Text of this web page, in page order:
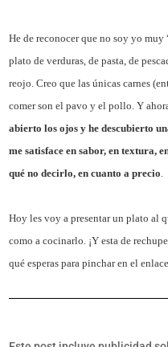
He de reconocer que no soy yo
plato de verduras, de pasta, de
reojo. Creo que las únicas carnes
comer son el pavo y el pollo. Y
abierto los ojos y he descubierto
me satisface en sabor, en textura,
qué no decirlo, en cuanto a precio
Hoy les voy a presentar un plato al
como a cocinarlo. ¡Y esta de
qué esperas para pinchar en el